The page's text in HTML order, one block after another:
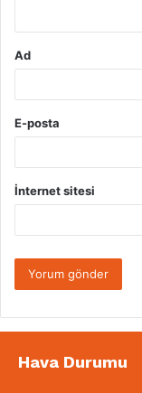
Ad
E-posta
İnternet sitesi
Hava Durumu